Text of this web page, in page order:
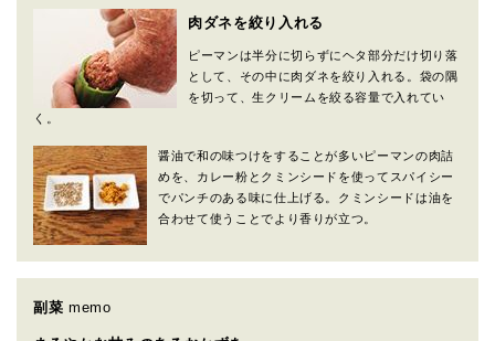
肉ダネを絞り入れる
ピーマンは半分に切らずにヘタ部分だけ切り落
として、その中に肉ダネを絞り入れる。袋の隅
を切って、生クリームを絞る容量で入れてい
く。
醤油で和の味つけをすることが多いピーマンの肉詰
めを、カレー粉とクミンシードを使ってスパイシー
でパンチのある味に仕上げる。クミンシードは油を
合わせて使うことでより香りが立つ。
副菜 memo